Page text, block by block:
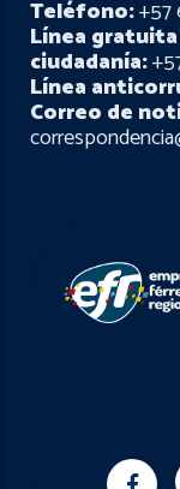
Teléfono:+57
Línea
ciudadanía:
Línea
Correo de